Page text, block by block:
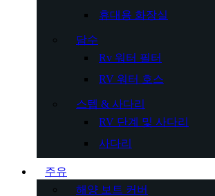
휴대용 화장실
담수
Rv 워터 필터
RV 워터 호스
스텝 & 사다리
RV 단계 및 사다리
사다리
주유
해양 보트 커버